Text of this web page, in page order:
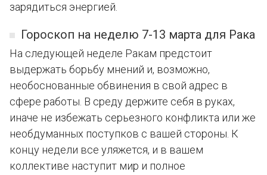
зарядиться энергией.
Гороскоп на неделю 7-13 марта для Рака
На следующей неделе Ракам предстоит
выдержать борьбу мнений и, возможно,
необоснованные обвинения в свой адрес в
сфере работы. В среду держите себя в руках,
иначе не избежать серьезного конфликта или же
необдуманных поступков с вашей стороны. К
концу недели все уляжется, и в вашем
коллективе наступит мир и полное